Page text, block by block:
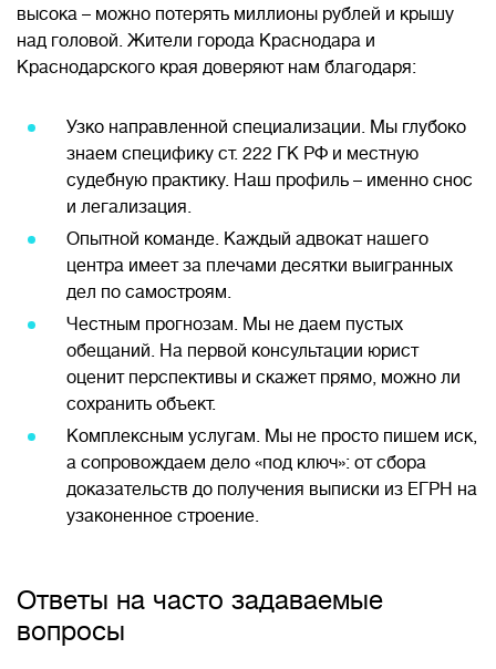
высока – можно потерять миллионы рублей и крышу
над головой. Жители города Краснодара и
Краснодарского края доверяют нам благодаря:
Узко направленной специализации. Мы глубоко
знаем специфику ст. 222 ГК РФ и местную
судебную практику. Наш профиль – именно снос
и легализация.
Опытной команде. Каждый адвокат нашего
центра имеет за плечами десятки выигранных
дел по самостроям.
Честным прогнозам. Мы не даем пустых
обещаний. На первой консультации юрист
оценит перспективы и скажет прямо, можно ли
сохранить объект.
Комплексным услугам. Мы не просто пишем иск,
а сопровождаем дело «под ключ»: от сбора
доказательств до получения выписки из ЕГРН на
узаконенное строение.
Ответы на часто задаваемые
вопросы